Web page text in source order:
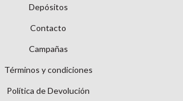
Depósitos
Contacto
Campañas
Términos y condiciones
Política de Devolución